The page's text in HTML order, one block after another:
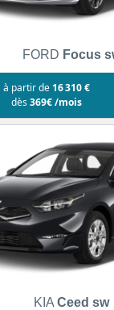
FORD Focus
à partir de 16 310 €
dès369€ /mois
KIA Ceed sw